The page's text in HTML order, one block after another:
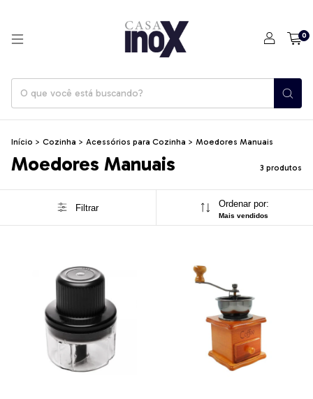
0
Início > Cozinha > Acessórios para Cozinha > Moedores Manuais
Moedores Manuais 3 produtos
Filtrar Ordenar por:
Mais vendidos